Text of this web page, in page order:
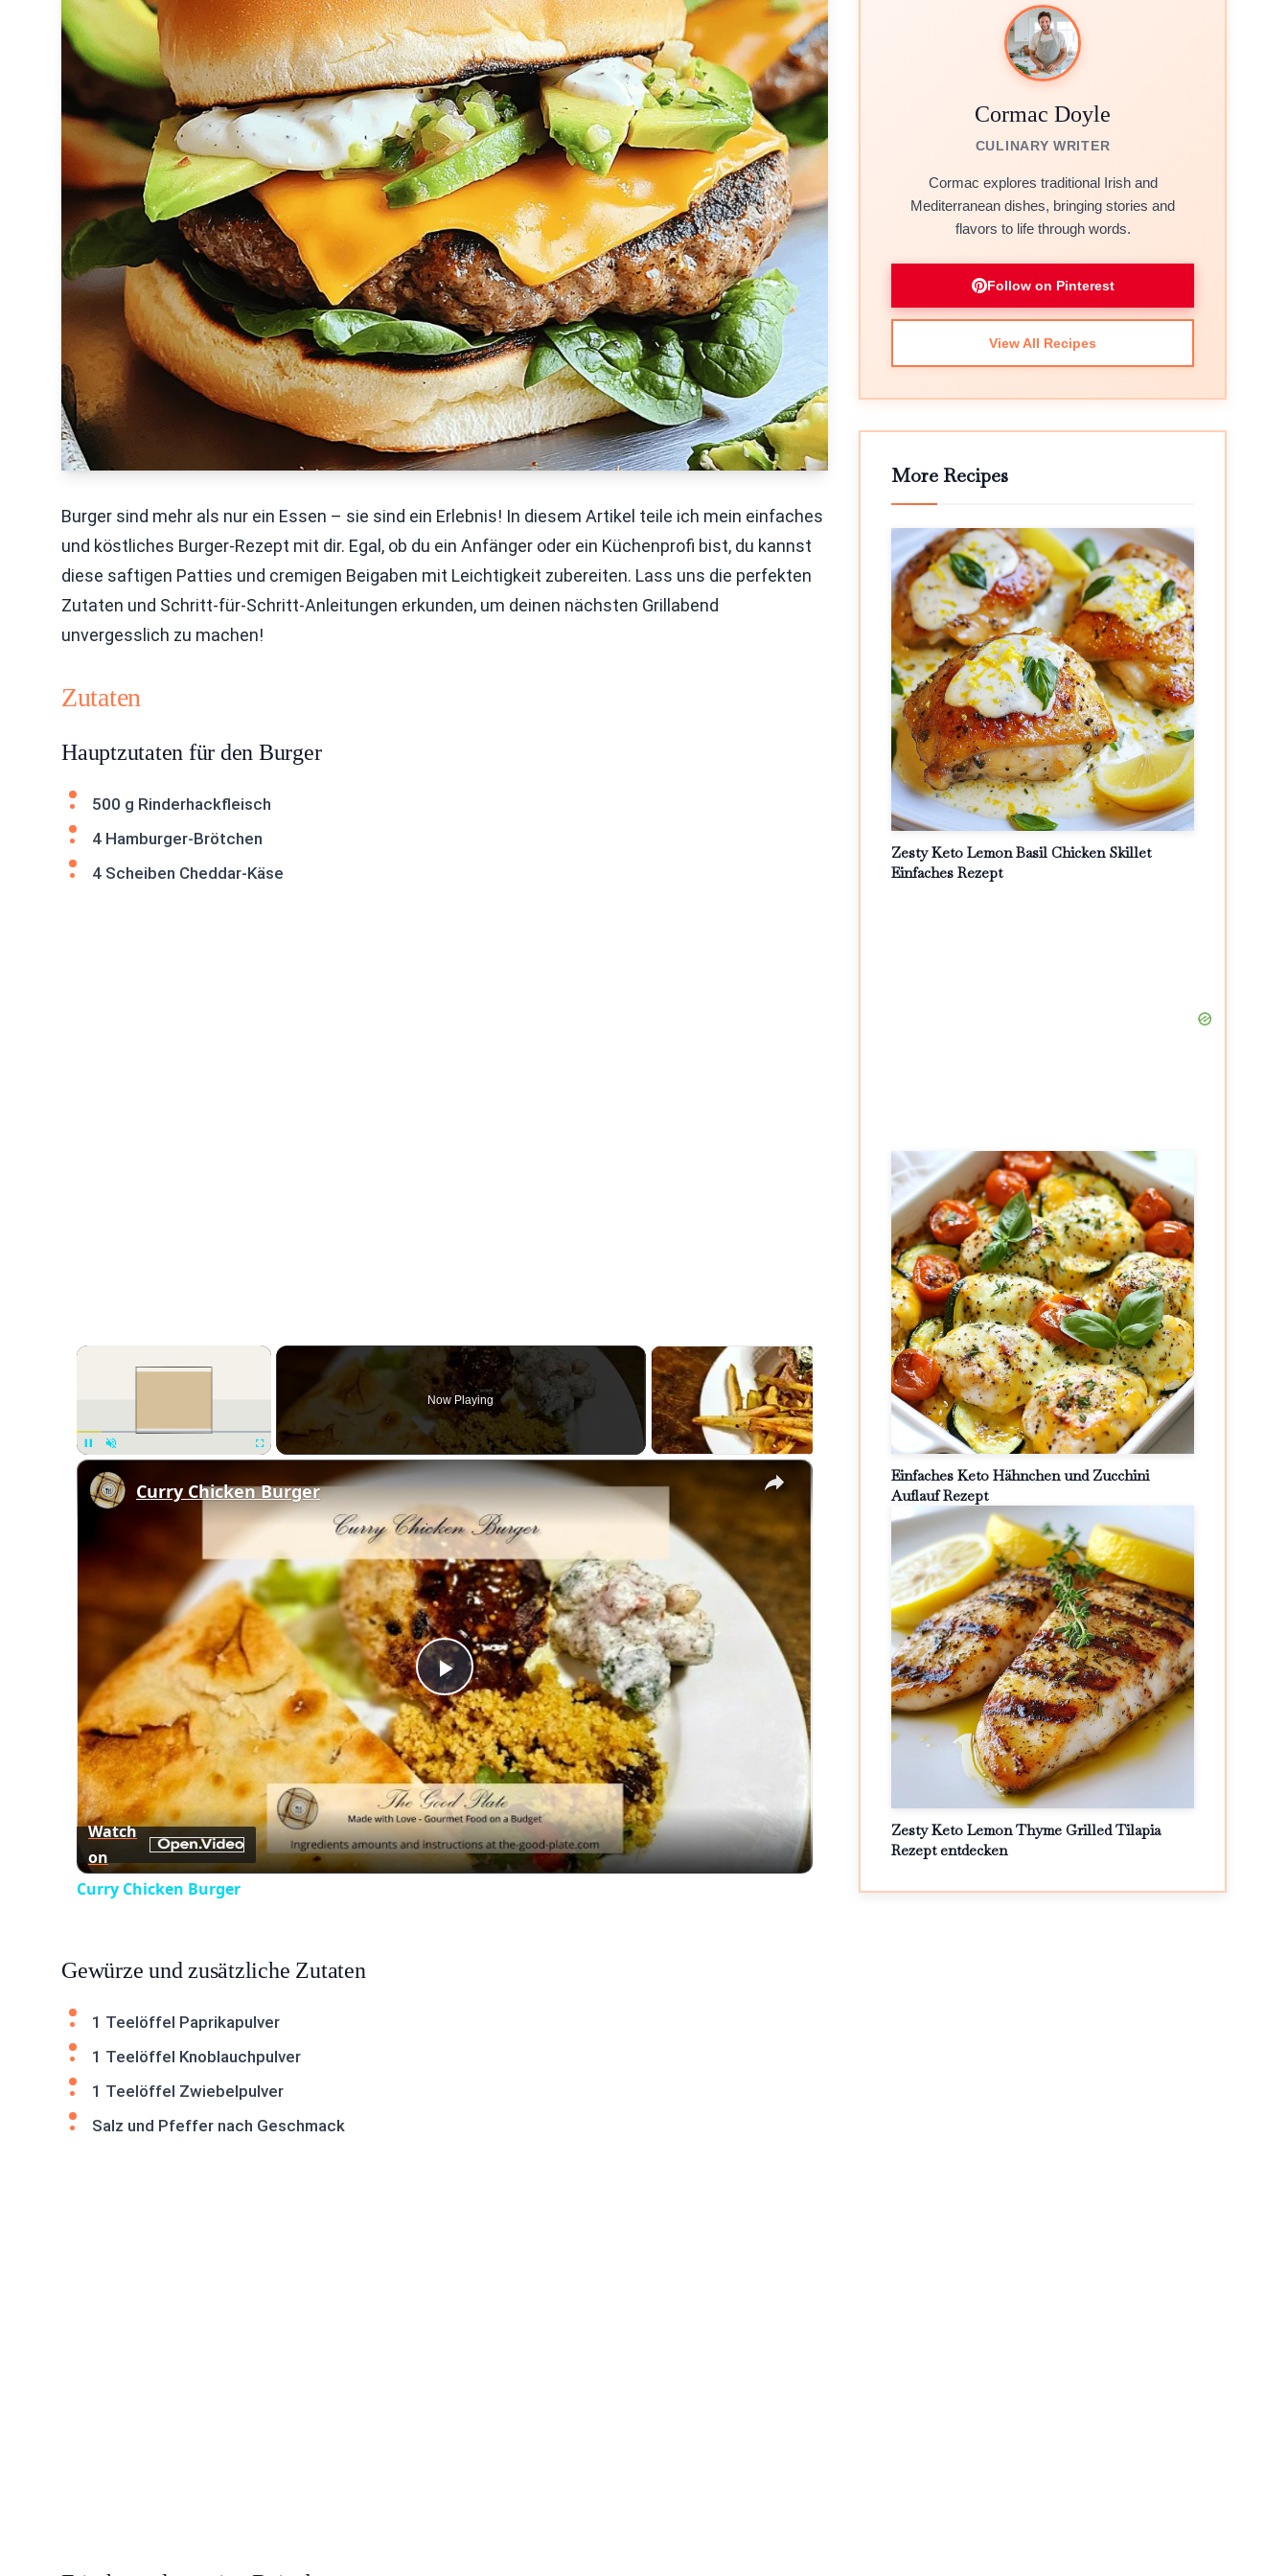
Burger sind mehr als nur ein Essen – sie sind ein Erlebnis! In diesem Artikel teile ich mein einfaches
und köstliches Burger-Rezept mit dir. Egal, ob du ein Anfänger oder ein Küchenprofi bist, du kannst
diese saftigen Patties und cremigen Beigaben mit Leichtigkeit zubereiten. Lass uns die perfekten
Zutaten und Schritt-für-Schritt-Anleitungen erkunden, um deinen nächsten Grillabend
unvergesslich zu machen!
Zutaten
Hauptzutaten für den Burger
500 g Rinderhackfleisch
4 Hamburger-Brötchen
4 Scheiben Cheddar-Käse
×
Now Playing
×
Play
Video
Curry Chicken Burger
Watch
on
Curry Chicken Burger
Gewürze und zusätzliche Zutaten
1 Teelöffel Paprikapulver
1 Teelöffel Knoblauchpulver
1 Teelöffel Zwiebelpulver
Salz und Pfeffer nach Geschmack
Cormac Doyle
CULINARY WRITER
Cormac explores traditional Irish and
Mediterranean dishes, bringing stories and
flavors to life through words.
Follow on Pinterest
View All Recipes
More Recipes
Zesty Keto Lemon Basil Chicken Skillet
Einfaches Rezept
Einfaches Keto Hähnchen und Zucchini
Auflauf Rezept
Zesty Keto Lemon Thyme Grilled Tilapia
Rezept entdecken